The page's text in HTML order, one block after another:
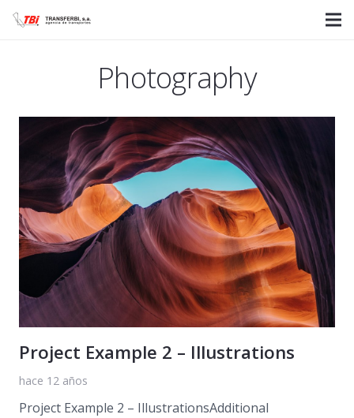
Photography
Project Example 2 – Illustrations
hace 12 años
Project Example 2 – IllustrationsAdditional